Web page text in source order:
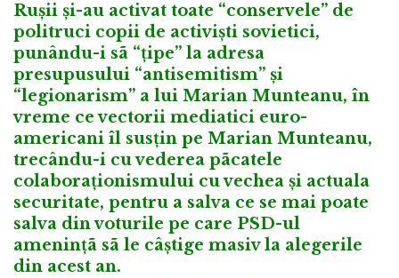
Rușii și-au activat toate “conservele” de
politruci copii de activiști sovietici,
punându-i sã “țipe” la adresa
presupusului “antisemitism” și
“legionarism” a lui Marian Munteanu, în
vreme ce vectorii mediatici euro-
americani îl susțin pe Marian Munteanu,
trecându-i cu vederea pãcatele
colaboraționismului cu vechea și actuala
securitate, pentru a salva ce se mai poate
salva din voturile pe care PSD-ul
amenințã sã le câștige masiv la alegerile
din acest an.